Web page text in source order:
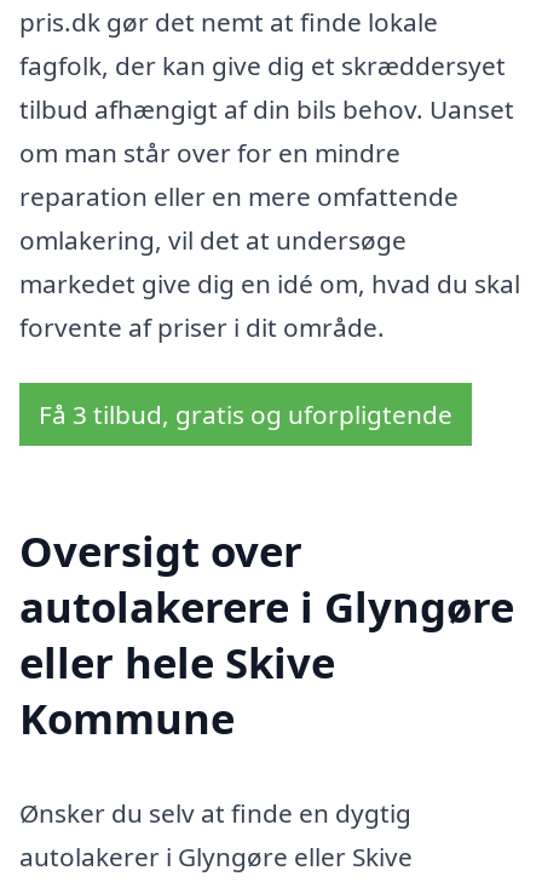
pris.dk gør det nemt at finde lokale
fagfolk, der kan give dig et skræddersyet
tilbud afhængigt af din bils behov. Uanset
om man står over for en mindre
reparation eller en mere omfattende
omlakering, vil det at undersøge
markedet give dig en idé om, hvad du skal
forvente af priser i dit område.
Få 3 tilbud, gratis og uforpligtende
Oversigt over
autolakerere i Glyngøre
eller hele Skive
Kommune
Ønsker du selv at finde en dygtig
autolakerer i Glyngøre eller Skive